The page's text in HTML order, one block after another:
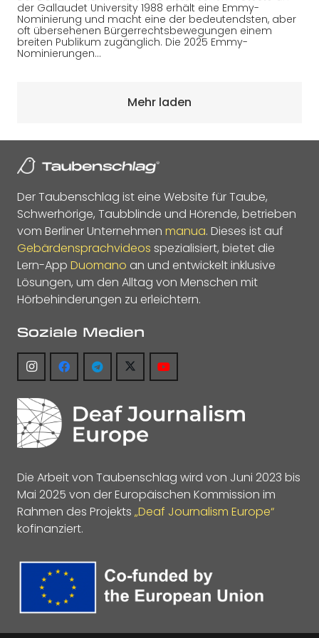
der Gallaudet University 1988 erhält eine Emmy-
Nominierung und macht eine der bedeutendsten, aber
oft übersehenen Bürgerrechtsbewegungen einem
breiten Publikum zugänglich. Die 2025 Emmy-
Nominierungen…
Mehr laden
Der Taubenschlag ist eine Website für Taube,
Schwerhörige, Taubblinde und Hörende, betrieben
vom Berliner Unternehmen manua. Dieses ist auf
Gebärdensprachvideos spezialisiert, bietet die
Lern-App Duomano an und entwickelt inklusive
Lösungen, um den Alltag von Menschen mit
Hörbehinderungen zu erleichtern.
Soziale Medien
Die Arbeit von Taubenschlag wird von Juni 2023 bis
Mai 2025 von der Europäischen Kommission im
Rahmen des Projekts „Deaf Journalism Europe“
kofinanziert.